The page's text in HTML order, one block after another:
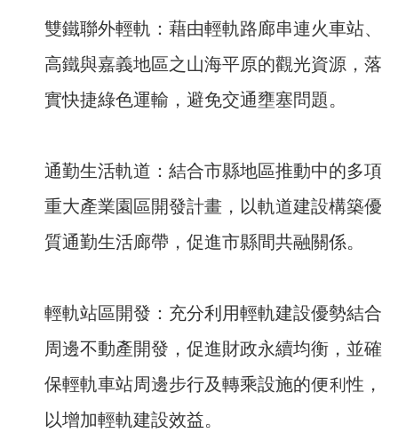
雙鐵聯外輕軌：藉由輕軌路廊串連火車站、
高鐵與嘉義地區之山海平原的觀光資源，落
實快捷綠色運輸，避免交通壅塞問題。
通勤生活軌道：結合市縣地區推動中的多項
重大產業園區開發計畫，以軌道建設構築優
質通勤生活廊帶，促進市縣間共融關係。
輕軌站區開發：充分利用輕軌建設優勢結合
周邊不動產開發，促進財政永續均衡，並確
保輕軌車站周邊步行及轉乘設施的便利性，
以增加輕軌建設效益。